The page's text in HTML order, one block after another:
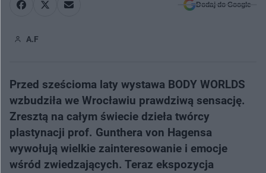
Dodaj do Google
A.F
Przed sześcioma laty wystawa BODY WORLDS
wzbudziła we Wrocławiu prawdziwą sensację.
Zresztą na całym świecie dzieła twórcy
plastynacji prof. Gunthera von Hagensa
wywołują wielkie zainteresowanie i emocje
wśród zwiedzających. Teraz ekspozycja